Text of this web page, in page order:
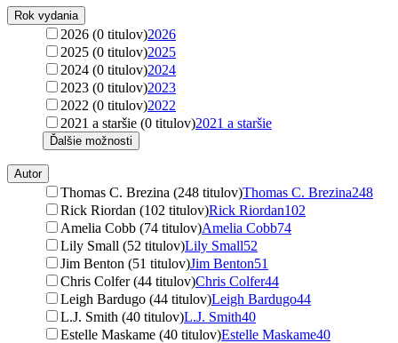
Rok vydania
2026 (0 titulov)2026
2025 (0 titulov)2025
2024 (0 titulov)2024
2023 (0 titulov)2023
2022 (0 titulov)2022
2021 a staršie (0 titulov)2021 a staršie
Ďalšie možnosti
Autor
Thomas C. Brezina (248 titulov)Thomas C. Brezina248
Rick Riordan (102 titulov)Rick Riordan102
Amelia Cobb (74 titulov)Amelia Cobb74
Lily Small (52 titulov)Lily Small52
Jim Benton (51 titulov)Jim Benton51
Chris Colfer (44 titulov)Chris Colfer44
Leigh Bardugo (44 titulov)Leigh Bardugo44
L.J. Smith (40 titulov)L.J. Smith40
Estelle Maskame (40 titulov)Estelle Maskame40